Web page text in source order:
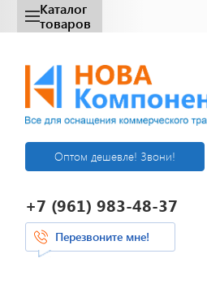
Каталог
товаров
Оптом дешевле! Звони!
+7 (961) 983-48-37
Перезвоните мне!